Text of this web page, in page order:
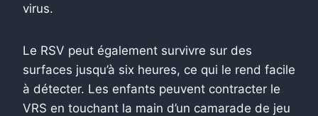
virus.
Le RSV peut également survivre sur des
surfaces jusqu’à six heures, ce qui le rend facile
à détecter. Les enfants peuvent contracter le
VRS en touchant la main d’un camarade de jeu